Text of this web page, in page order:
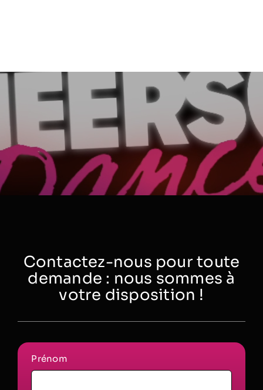
Contact
Contactez-nous pour toute
demande : nous sommes à
votre disposition !
Prénom